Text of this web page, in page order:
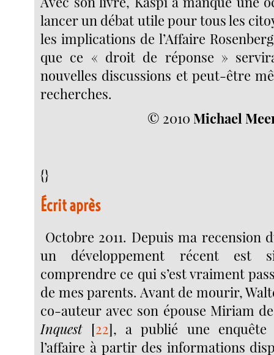
lancer un débat utile pour tous les
les implications de l’Affaire
que ce « droit de réponse »
nouvelles discussions et peut-être
recherches.
© 2010Michael
{}
Écrit après
Octobre 2011. Depuis ma recension
un développement récent est
comprendre ce qui s’est vraiment
de mes parents. Avant de mourir,
co-auteur avec son épouse Miriam
Inquest[22], a publié une enquête
l’affaire à partir des informations